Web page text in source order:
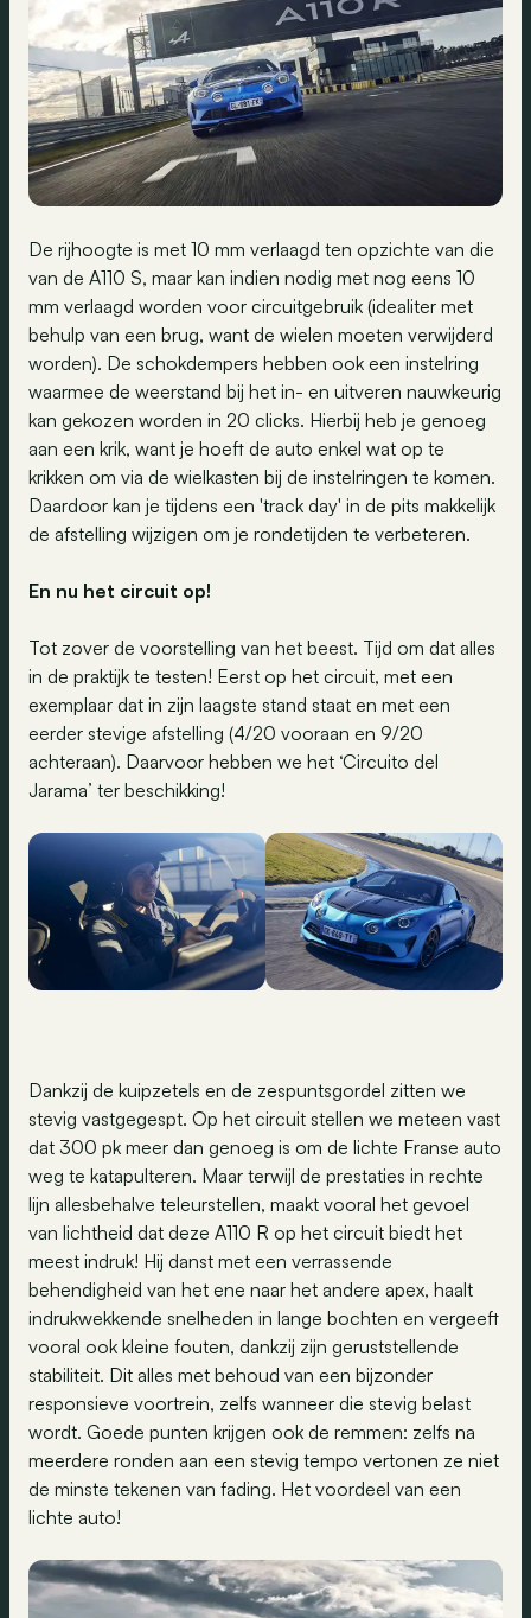
De rijhoogte is met 10 mm verlaagd ten opzichte van die
van de A110 S, maar kan indien nodig met nog eens 10
mm verlaagd worden voor circuitgebruik (idealiter met
behulp van een brug, want de wielen moeten verwijderd
worden). De schokdempers hebben ook een instelring
waarmee de weerstand bij het in- en uitveren nauwkeurig
kan gekozen worden in 20 clicks. Hierbij heb je genoeg
aan een krik, want je hoeft de auto enkel wat op te
krikken om via de wielkasten bij de instelringen te komen.
Daardoor kan je tijdens een 'track day' in de pits makkelijk
de afstelling wijzigen om je rondetijden te verbeteren.
En nu het circuit op!
Tot zover de voorstelling van het beest. Tijd om dat alles
in de praktijk te testen! Eerst op het circuit, met een
exemplaar dat in zijn laagste stand staat en met een
eerder stevige afstelling (4/20 vooraan en 9/20
achteraan). Daarvoor hebben we het ‘Circuito del
Jarama’ ter beschikking!
Dankzij de kuipzetels en de zespuntsgordel zitten we
stevig vastgegespt. Op het circuit stellen we meteen vast
dat 300 pk meer dan genoeg is om de lichte Franse auto
weg te katapulteren. Maar terwijl de prestaties in rechte
lijn allesbehalve teleurstellen, maakt vooral het gevoel
van lichtheid dat deze A110 R op het circuit biedt het
meest indruk! Hij danst met een verrassende
behendigheid van het ene naar het andere apex, haalt
indrukwekkende snelheden in lange bochten en vergeeft
vooral ook kleine fouten, dankzij zijn geruststellende
stabiliteit. Dit alles met behoud van een bijzonder
responsieve voortrein, zelfs wanneer die stevig belast
wordt. Goede punten krijgen ook de remmen: zelfs na
meerdere ronden aan een stevig tempo vertonen ze niet
de minste tekenen van fading. Het voordeel van een
lichte auto!